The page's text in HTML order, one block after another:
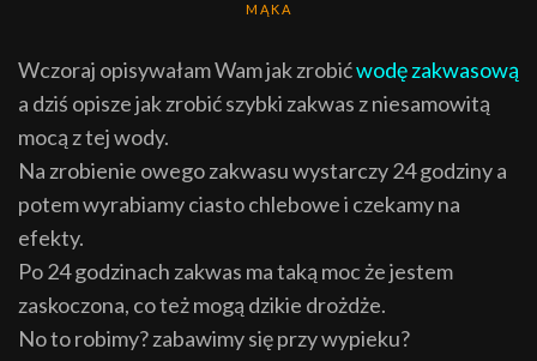
MĄKA
Wczoraj opisywałam Wam jak zrobićwodę zakwasową
a dziś opisze jak zrobić szybki zakwas z niesamowitą
mocą z tej wody.
Na zrobienie owego zakwasu wystarczy 24 godziny a
potem wyrabiamy ciasto chlebowe i czekamy na
efekty.
Po 24 godzinach zakwas ma taką moc że jestem
zaskoczona, co też mogą dzikie drożdże.
No to robimy? zabawimy się przy wypieku?